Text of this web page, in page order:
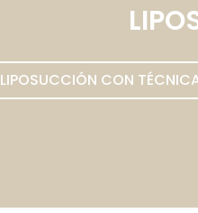
LIPOSUCCIÓN CON